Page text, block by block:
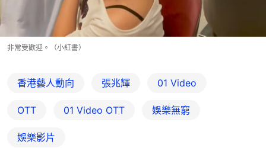
非常受歡迎。（小紅書）
香港藝人動向 張兆輝 01 Video
OTT 01‌ ‌Video‌ ‌OTT 娛樂無窮
娛樂影片